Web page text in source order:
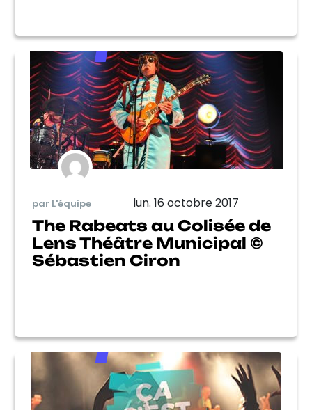
par L'équipe lun. 16 octobre 2017
The Rabeats au Colisée de
Lens Théâtre Municipal ©
Sébastien Ciron